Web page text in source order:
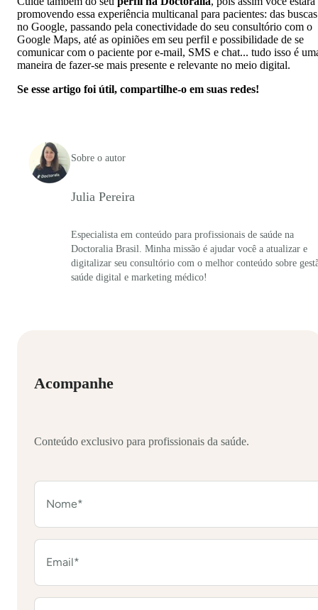
promovendo essa experiência multicanal para pacientes: das buscas
no Google, passando pela conectividade do seu consultório com o
Google Maps, até as opiniões em seu perfil e possibilidade de se
comunicar com o paciente por e-mail, SMS e chat... tudo isso é
maneira de fazer-se mais presente e relevante no meio digital.
Se esse artigo foi útil, compartilhe-o em suas redes!
Sobre o autor
Julia Pereira
Especialista em conteúdo para profissionais de saúde na
Doctoralia Brasil. Minha missão é ajudar você a atualizar e
digitalizar seu consultório com o melhor conteúdo sobre
saúde digital e marketing médico!
Acompanhe
Conteúdo exclusivo para profissionais da saúde.